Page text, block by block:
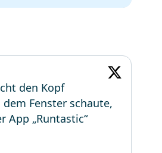
den Kopf
Fenster schaute,
App „Runtastic“